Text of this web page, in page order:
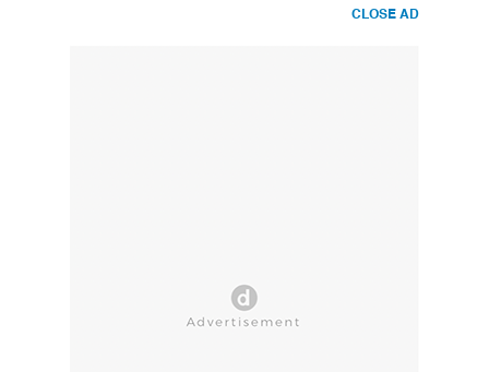
CLOSE AD